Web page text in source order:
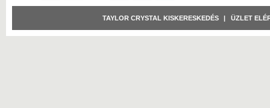
TAYLOR CRYSTAL KISKERESKEDÉS | ÜZLET